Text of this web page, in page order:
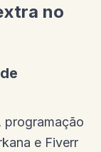
no
programação
e Fiverr